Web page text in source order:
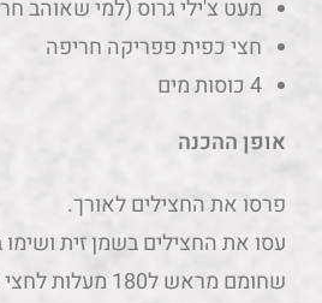
מעט צ'ילי גרוס (למי שאוהב
חצי כפית פפריקה חריפה
4 כוסות מים
אופן ההכנה
פרסו את החצילים לאורך.
עסו את החצילים בשמן זית ושימו
שחומם מראש ל180